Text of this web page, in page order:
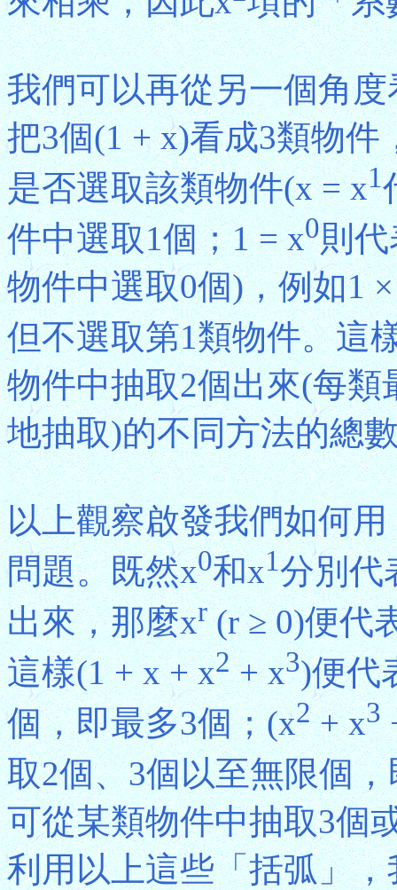
我們可以再從另一個角
把3個(1 + x)看成3類物
是否選取該類物件(x = x1
件中選取1個；1 = x0則
物件中選取0個)，例如1
但不選取第1類物件。這
物件中抽取2個出來(每
地抽取)的不同方法的總
以上觀察啟發我們如何
問題。既然x0和x1分別代
出來，那麼xr(r ≥ 0)便代
這樣(1 + x + x2+ x3)便代
個，即最多3個；(x2+ x3
取2個、3個以至無限個
可從某類物件中抽取3個
利用以上這些「括弧」